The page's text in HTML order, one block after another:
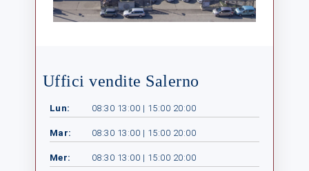
Uffici vendite Salerno
Lun: 08:30 13:00 | 15:00 20:00
Mar: 08:30 13:00 | 15:00 20:00
Mer: 08:30 13:00 | 15:00 20:00